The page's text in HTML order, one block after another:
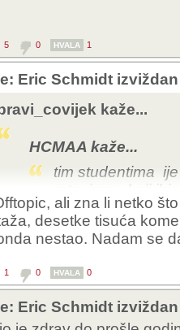
5 0 HVALA 1
Eric Schmidt
kaže...
HCMAA kaže...
tim studentima
rata iranu koji
na pamet
1,5 bilijun dolara
Vrati seAjaresve ti je
ali zna li netko
desetke tisuća
nestao. Nadam se
1 0 HVALA 0
Eric Schmidt